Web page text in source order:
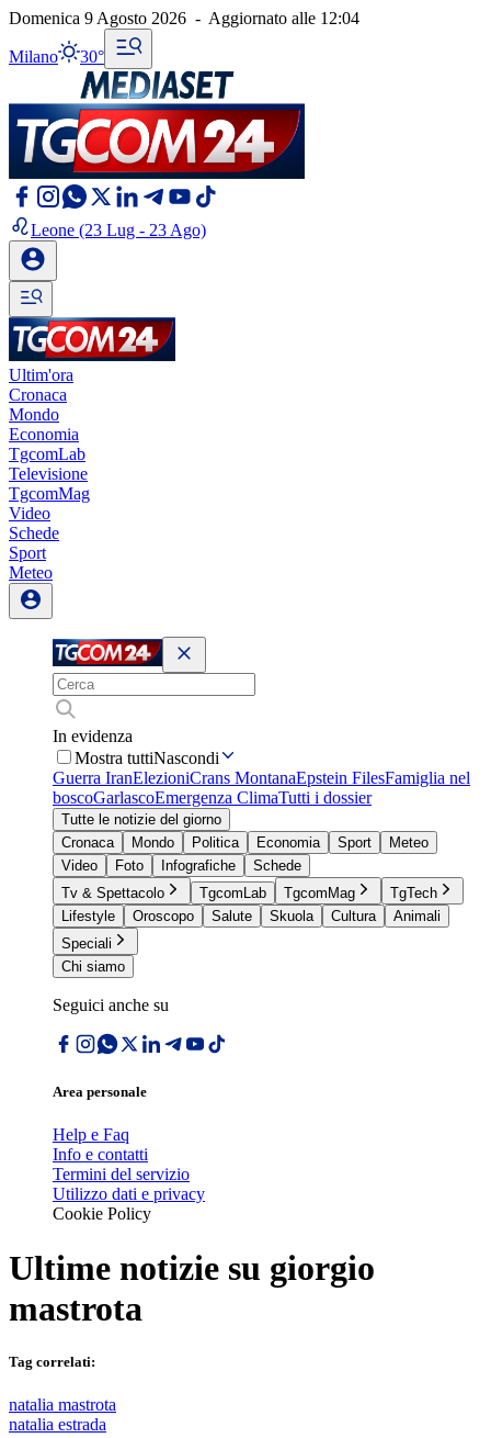
Domenica 9 Agosto 2026 - Aggiornato alle 12:04
Milano 30°
Leone (23 Lug - 23 Ago)
Ultim'ora
Cronaca
Mondo
Economia
TgcomLab
Televisione
TgcomMag
Video
Schede
Sport
Meteo
In evidenza
Mostra tuttiNascondi
Guerra IranElezioniCrans MontanaEpstein FilesFamiglia nel
boscoGarlascoEmergenza ClimaTutti i dossier
Tutte le notizie del giorno
Cronaca
Mondo Politica Economia Sport
Meteo
Video
Foto Infografiche
Schede
Tv & Spettacolo
TgcomLab TgcomMag
TgTech
Lifestyle
Oroscopo Salute Skuola Cultura
Animali
Speciali
Chi siamo
Seguici anche su
Area personale
Help e Faq
Info e contatti
Termini del servizio
Utilizzo dati e privacy
Cookie Policy
Ultime notizie su giorgio
mastrota
Tag correlati:
natalia mastrota
natalia estrada